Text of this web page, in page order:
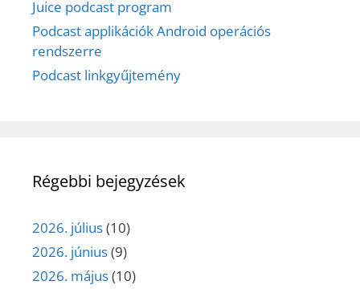
Juice podcast program
Podcast applikációk Android operációs
rendszerre
Podcast linkgyűjtemény
Régebbi bejegyzések
2026. július(10)
2026. június(9)
2026. május(10)